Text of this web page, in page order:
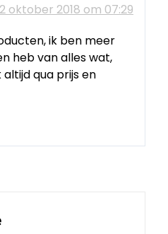
oktober 2018 om 07:29
ik ben meer
heb van alles wat,
altijd qua prijs en